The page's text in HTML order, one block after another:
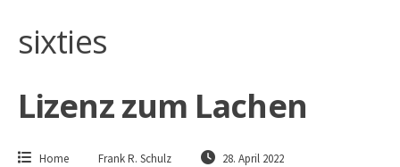
sixties
Lizenz zum Lachen
Home Frank R. Schulz 28. April 2022